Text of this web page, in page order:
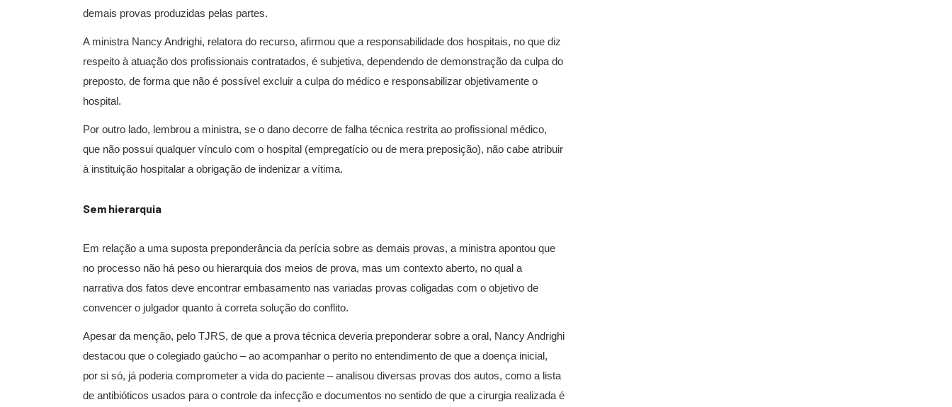
demais provas produzidas pelas partes.
A ministra Nancy Andrighi, relatora do recurso, afirmou que a responsabilidade dos hospitais, no que diz
respeito à atuação dos profissionais contratados, é subjetiva, dependendo de demonstração da culpa do
preposto, de forma que não é possível excluir a culpa do médico e responsabilizar objetivamente o
hospital.
Por outro lado, lembrou a ministra, se o dano decorre de falha técnica restrita ao profissional médico,
que não possui qualquer vínculo com o hospital (empregatício ou de mera preposição), não cabe atribuir
à instituição hospitalar a obrigação de indenizar a vítima.
Sem hie​​​rarquia
Em relação a uma suposta preponderância da perícia sobre as demais provas, a ministra apontou que
no processo não há peso ou hierarquia dos meios de prova, mas um contexto aberto, no qual a
narrativa dos fatos deve encontrar embasamento nas variadas provas coligadas com o objetivo de
convencer o julgador quanto à correta solução do conflito.
Apesar da menção, pelo TJRS, de que a prova técnica deveria preponderar sobre a oral, Nancy Andrighi
destacou que o colegiado gaúcho – ao acompanhar o perito no entendimento de que a doença inicial,
por si só, já poderia comprometer a vida do paciente – analisou diversas provas dos autos, como a lista
de antibióticos usados para o controle da infecção e documentos no sentido de que a cirurgia realizada é